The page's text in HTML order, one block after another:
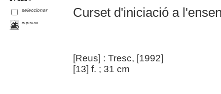
seleccionar
imprimir
Curset d'iniciació a
[Reus] : Tresc, [1992]
[13] f. ; 31 cm